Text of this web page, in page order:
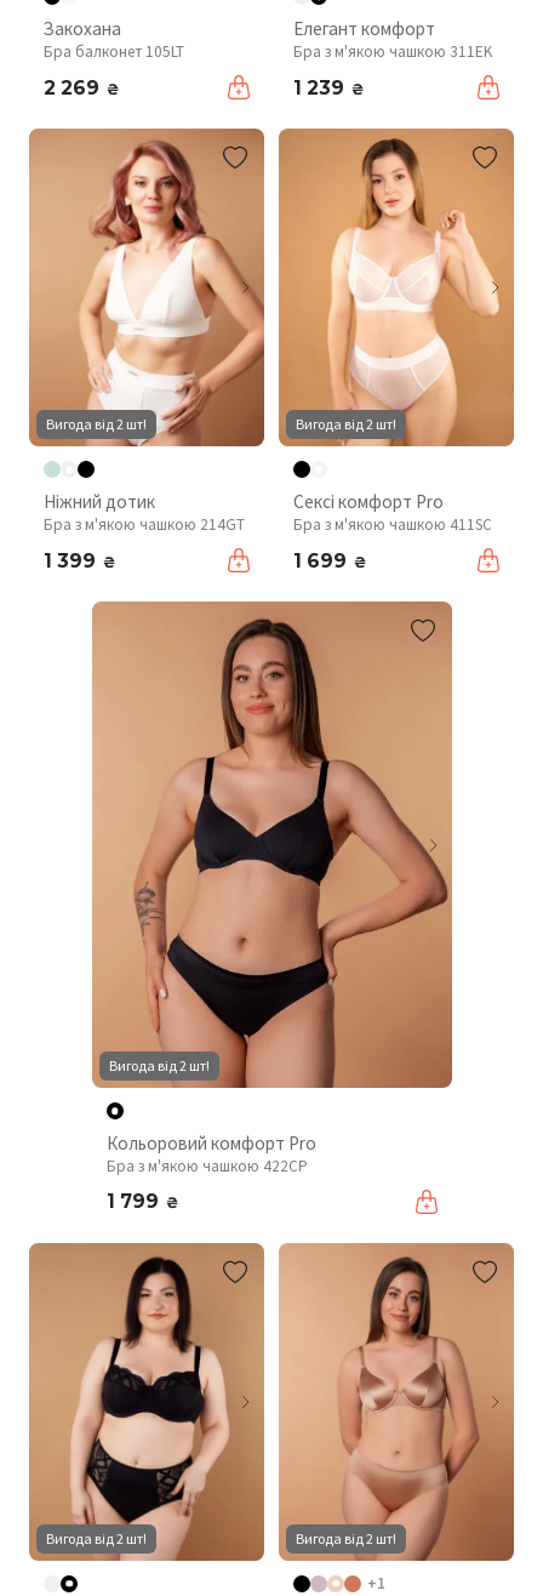
Закохана
Бра балконет 105LT
2 269 ₴
Елегант комфорт
Бра з м'якою чашкою 311EK
1 239 ₴
Вигода від 2 шт!
Ніжний дотик
Бра з м'якою чашкою 214GT
1 399 ₴
Вигода від 2 шт!
Сексі комфорт Pro
Бра з м'якою чашкою 411SC
1 699 ₴
Вигода від 2 шт!
Кольоровий комфорт Pro
Бра з м'якою чашкою 422CP
1 799 ₴
Вигода від 2 шт! Вигода від 2 шт!
+1